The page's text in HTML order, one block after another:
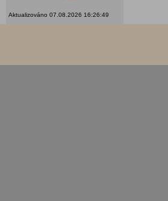
Aktualizováno 07.08.2026 16:26:49